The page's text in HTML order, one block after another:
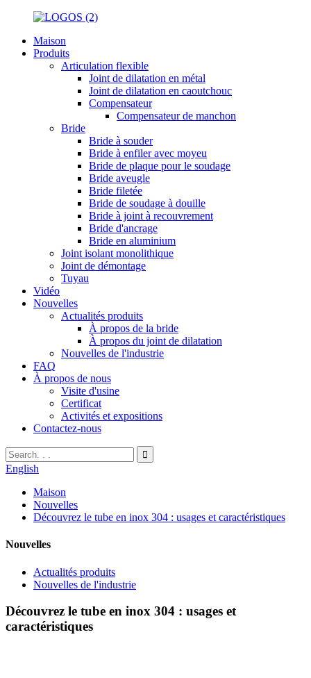
Maison
Produits
Articulation flexible
Joint de dilatation en métal
Joint de dilatation en caoutchouc
Compensateur
Compensateur de manchon
Bride
Bride à souder
Bride à enfiler avec moyeu
Bride de plaque pour le soudage
Bride aveugle
Bride filetée
Bride de soudage à douille
Bride à joint à recouvrement
Bride d'ancrage
Bride en aluminium
Joint isolant monolithique
Joint de démontage
Tuyau
Vidéo
Nouvelles
Actualités produits
À propos de la bride
À propos du joint de dilatation
Nouvelles de l'industrie
FAQ
À propos de nous
Visite d'usine
Certificat
Activités et expositions
Contactez-nous
English
Maison
Nouvelles
Découvrez le tube en inox 304 : usages et caractéristiques
Nouvelles
Actualités produits
Nouvelles de l'industrie
Découvrez le tube en inox 304 : usages et
caractéristiques